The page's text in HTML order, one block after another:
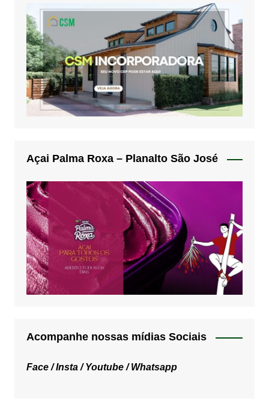
Açai Palma Roxa – Planalto São José
Acompanhe nossas mídias Sociais
Face /Insta /Youtube /Whatsapp